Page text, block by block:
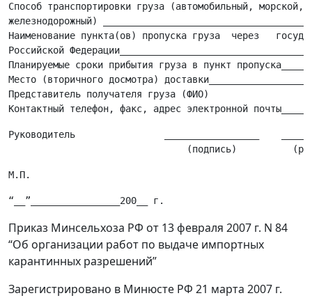
Способ транспортировки груза (автомобильный,
железнодорожный)
Наименование пункта(ов) пропуска груза  через
Российской
Планируемые сроки прибытия груза в пункт
Место (вторичного досмотра)
Представитель получателя груза (ФИО)
Руководитель                _________________
Приказ Минсельхоза РФ от 13 февраля 2007 г. N 84
“Об организации работ по выдаче импортных
карантинных разрешений”
Зарегистрировано в Минюсте РФ 21 марта 2007 г.